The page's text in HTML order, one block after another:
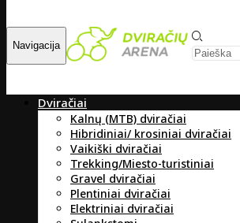
Navigacija
Dviračiai
Kalnų (MTB) dviračiai
Hibridiniai/ krosiniai dviračiai
Vaikiški dviračiai
Trekking/Miesto-turistiniai
Gravel dviračiai
Plentiniai dviračiai
Elektriniai dviračiai